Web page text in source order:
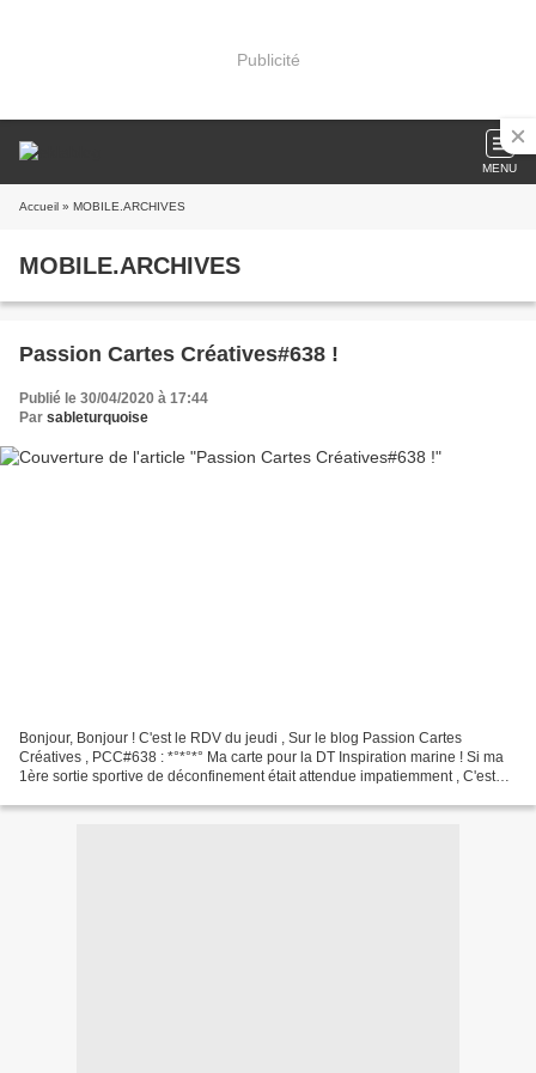
Publicité
MENU
Accueil » MOBILE.ARCHIVES
MOBILE.ARCHIVES
Passion Cartes Créatives#638 !
Publié le 30/04/2020 à 17:44
Par sableturquoise
Bonjour, Bonjour ! C'est le RDV du jeudi , Sur le blog Passion Cartes
Créatives , PCC#638 : *°*°*° Ma carte pour la DT Inspiration marine ! Si ma
1ère sortie sportive de déconfinement était attendue impatiemment , C'est